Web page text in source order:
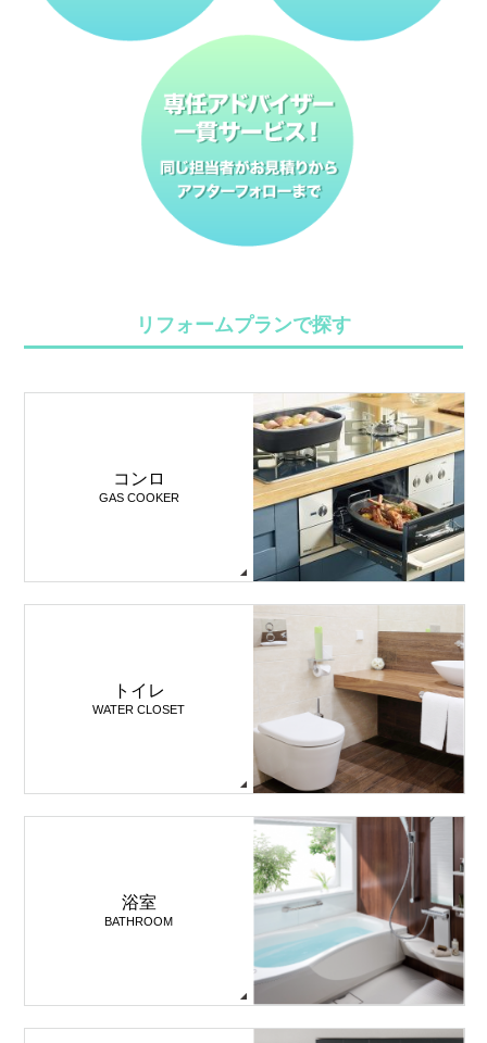
リフォームプランで探す
コンロ
GAS COOKER
トイレ
WATER CLOSET
浴室
BATHROOM